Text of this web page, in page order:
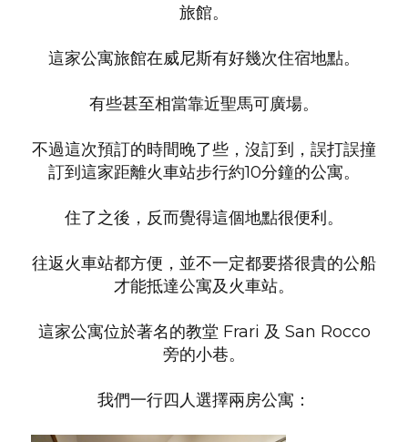
旅館。
這家公寓旅館在威尼斯有好幾次住宿地點。
有些甚至相當靠近聖馬可廣場。
不過這次預訂的時間晚了些，沒訂到，誤打誤撞
訂到這家距離火車站步行約10分鐘的公寓。
住了之後，反而覺得這個地點很便利。
往返火車站都方便，並不一定都要搭很貴的公船
才能抵達公寓及火車站。
這家公寓位於著名的教堂 Frari 及 San Rocco
旁的小巷。
我們一行四人選擇兩房公寓：